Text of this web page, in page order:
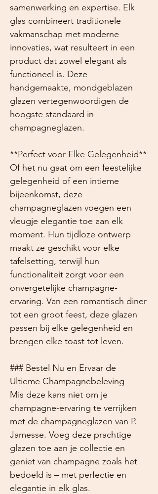
samenwerking en expertise. Elk
glas combineert traditionele
vakmanschap met moderne
innovaties, wat resulteert in een
product dat zowel elegant als
functioneel is. Deze
handgemaakte, mondgeblazen
glazen vertegenwoordigen de
hoogste standaard in
champagneglazen.
**Perfect voor Elke Gelegenheid**
Of het nu gaat om een feestelijke
gelegenheid of een intieme
bijeenkomst, deze
champagneglazen voegen een
vleugje elegantie toe aan elk
moment. Hun tijdloze ontwerp
maakt ze geschikt voor elke
tafelsetting, terwijl hun
functionaliteit zorgt voor een
onvergetelijke champagne-
ervaring. Van een romantisch diner
tot een groot feest, deze glazen
passen bij elke gelegenheid en
brengen elke toast tot leven.
### Bestel Nu en Ervaar de
Ultieme Champagnebeleving
Mis deze kans niet om je
champagne-ervaring te verrijken
met de champagneglazen van P.
Jamesse. Voeg deze prachtige
glazen toe aan je collectie en
geniet van champagne zoals het
bedoeld is – met perfectie en
elegantie in elk glas.